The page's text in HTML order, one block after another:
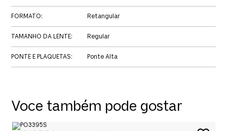
FORMATO: Retangular
TAMANHO DA LENTE: Regular
PONTE E PLAQUETAS: Ponte Alta
Voce também pode gostar